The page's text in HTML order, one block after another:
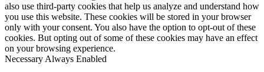
also use third-party cookies that help us analyze and understand how
you use this website. These cookies will be stored in your browser
only with your consent. You also have the option to opt-out of these
cookies. But opting out of some of these cookies may have an effect
on your browsing experience.
Necessary Always Enabled